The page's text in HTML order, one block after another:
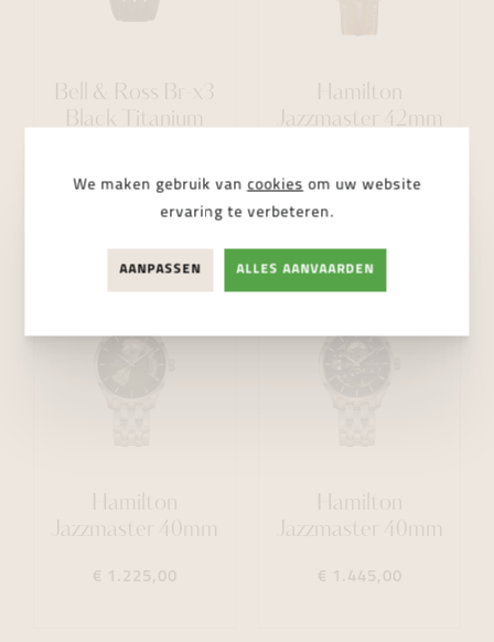
Bell & Ross Br-x3
Black Titanium
€ 8.400,00
Hamilton
Jazzmaster 42mm
€ 1.225,00
Hamilton
Jazzmaster 40mm
€ 1.225,00
Hamilton
Jazzmaster 40mm
€ 1.445,00
We maken gebruik van cookies om uw website
ervaring te verbeteren.
AANPASSEN ALLES AANVAARDEN